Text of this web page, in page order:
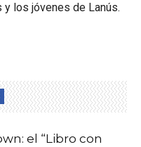
los jóvenes de Lanús.
el “Libro con